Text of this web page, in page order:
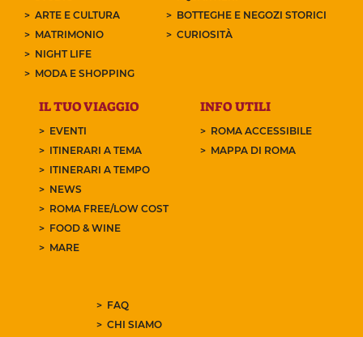
ARTE E CULTURA
MATRIMONIO
NIGHT LIFE
MODA E SHOPPING
BOTTEGHE E NEGOZI STORICI
CURIOSITÀ
IL TUO VIAGGIO
EVENTI
ITINERARI A TEMA
ITINERARI A TEMPO
NEWS
ROMA FREE/LOW COST
FOOD & WINE
MARE
INFO UTILI
ROMA ACCESSIBILE
MAPPA DI ROMA
FAQ
CHI SIAMO